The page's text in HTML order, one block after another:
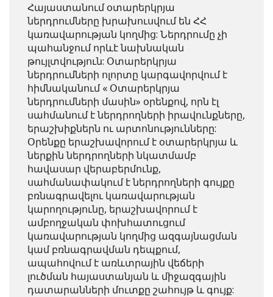
Հայաստանում օտարերկրյա
ներդրումները խրախուսվում են ՀՀ
կառավարության կողմից: Ներդրումը չի
պահանջում որևէ նախնական
թույլտվություն: Օտարերկրյա
ներդրումների ոլորտը կարգավորվում է
հիմնականում « Օտարերկրյա
ներդրումների մասին» օրենքով, որն էլ
սահմանում է ներդրողների իրավունքները,
երաշխիքներն ու արտոնությունները:
Օրենքը երաշխավորում է օտարերկրյա և
ներքին ներդրողների նկատմամբ
հավասար վերաբերմունք,
սահմանափակում է ներդրողների գույքը
բռնագրավելու կառավարության
կարողությունը, երաշխավորում է
ամբողջական փոխհատուցում
կառավարության կողմից ազգայնացման
կամ բռնագրավման դեպքում,
ապահովում է առևտրային վեճերի
լուծման հայաստանյան և միջազգային
դատարանների մուտքը շահույթ և գույք: